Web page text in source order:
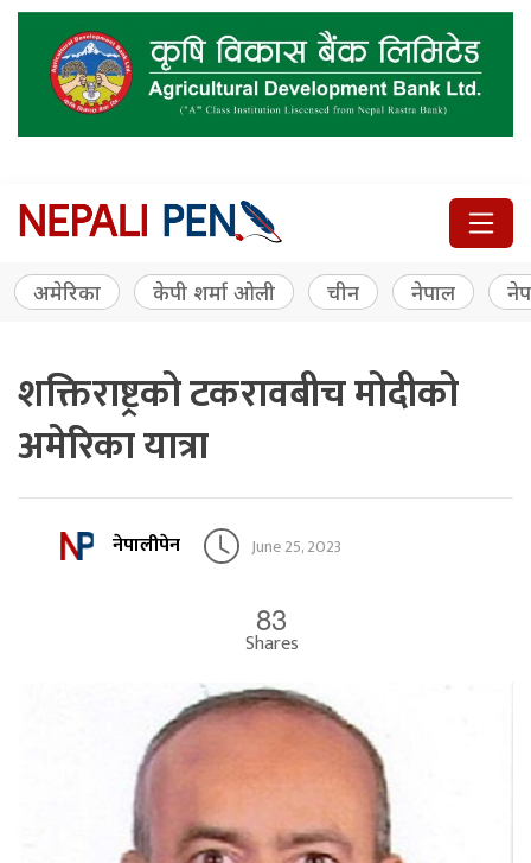
अमेरिका केपी शर्मा ओली चीन नेपाल
शक्तिराष्ट्रको टकरावबीच मोदीको
अमेरिका यात्रा
नेपालीपेन June 25, 2023
83
Shares